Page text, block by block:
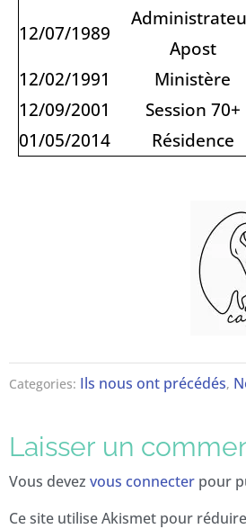
12/07/1989
Apost
12/02/1991
Ministère
12/09/2001
Session 70+
01/05/2014
Résidence
Categories: Ils nous ont précédés,
Laisser un
Vous devez vous connecter pour
Ce site utilise Akismet pour